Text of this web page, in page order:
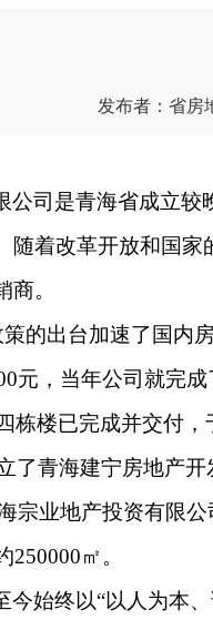
发布者：省房
公司是青海省成立
随着改革开放和国家
。
出台加速了国内房
元，当年公司就完
栋楼已完成并交付
青海建宁房地产开
宗业地产投资有限
㎡。
今始终以“以人为本